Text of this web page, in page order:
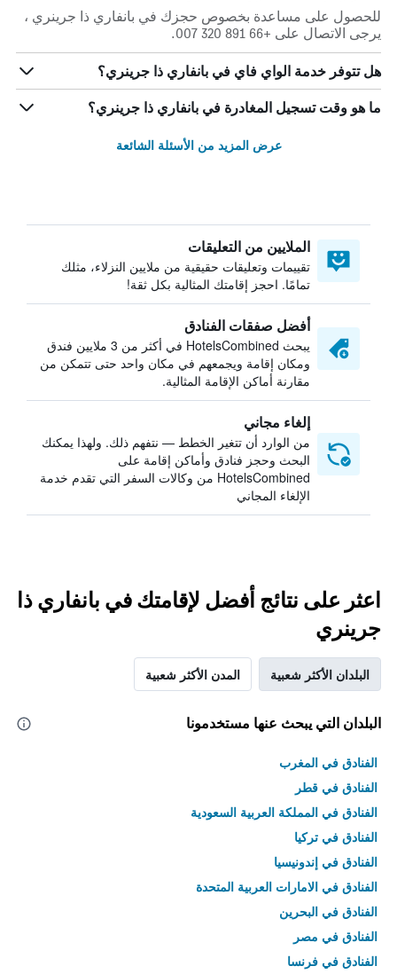
للحصول على مساعدة بخصوص حجزك في بانفاري ذا جرينري ،
يرجى الاتصال على +66 891 320 007.
هل تتوفر خدمة الواي فاي في بانفاري ذا جرينري؟
ما هو وقت تسجيل المغادرة في بانفاري ذا جرينري؟
عرض المزيد من الأسئلة الشائعة
الملايين من التعليقات
تقييمات وتعليقات حقيقية من ملايين النزلاء، مثلك
تمامًا. احجز إقامتك المثالية بكل ثقة!
أفضل صفقات الفنادق
يبحث HotelsCombined في أكثر من 3 ملايين فندق
ومكان إقامة ويجمعهم في مكان واحد حتى تتمكن من
مقارنة أماكن الإقامة المثالية.
إلغاء مجاني
من الوارد أن تتغير الخطط — نتفهم ذلك. ولهذا يمكنك
البحث وحجز فنادق وأماكن إقامة على
HotelsCombined من وكالات السفر التي تقدم خدمة
الإلغاء المجاني
اعثر على نتائج أفضل لإقامتك في بانفاري ذا
جرينري
البلدان الأكثر شعبية المدن الأكثر شعبية
البلدان التي يبحث عنها مستخدمونا
الفنادق في المغرب
الفنادق في قطر
الفنادق في المملكة العربية السعودية
الفنادق في تركيا
الفنادق في إندونيسيا
الفنادق في الامارات العربية المتحدة
الفنادق في البحرين
الفنادق في مصر
الفنادق في فرنسا